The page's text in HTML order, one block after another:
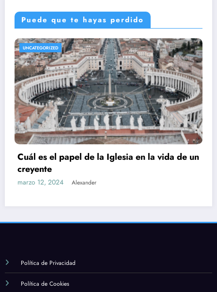
Puede que te hayas perdido
UNCATEGORIZED
Cuál es el papel de la Iglesia en la vida de un
creyente
marzo 12, 2024 Alexander
Política de Privacidad
Política de Cookies